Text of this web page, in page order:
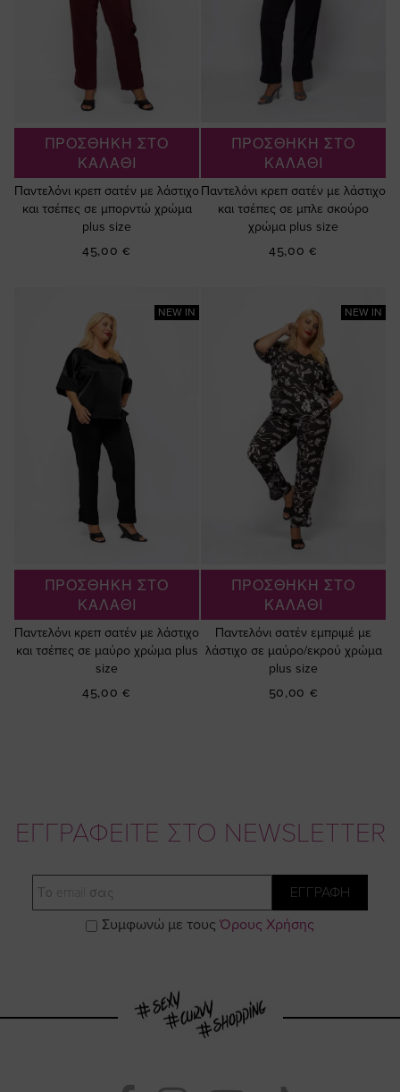
ΠΡΟΣΘΗΚΗ ΣΤΟ
ΚΑΛΑΘΙ
Παντελόνι κρεπ σατέν με λάστιχο
και τσέπες σε μπορντώ χρώμα
plus size
45,00 €
ΠΡΟΣΘΗΚΗ ΣΤΟ
ΚΑΛΑΘΙ
Παντελόνι κρεπ σατέν με λάστιχο
και τσέπες σε μπλε σκούρο
χρώμα plus size
45,00 €
NEW IN
ΠΡΟΣΘΗΚΗ ΣΤΟ
ΚΑΛΑΘΙ
Παντελόνι κρεπ σατέν με λάστιχο
και τσέπες σε μαύρο χρώμα plus
size
45,00 €
NEW IN
ΠΡΟΣΘΗΚΗ ΣΤΟ
ΚΑΛΑΘΙ
Παντελόνι σατέν εμπριμέ με
λάστιχο σε μαύρο/εκρού χρώμα
plus size
50,00 €
ΕΓΓΡΑΦΕΙΤΕ ΣΤΟ NEWSLETTER
Email
ΕΓΓΡΑΦΗ
Συμφωνώ με τους Όρους Χρήσης